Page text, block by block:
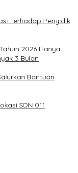
Terhadap Penyidik
2026 Hanya
3 Bulan
Bantuan
SDN 011